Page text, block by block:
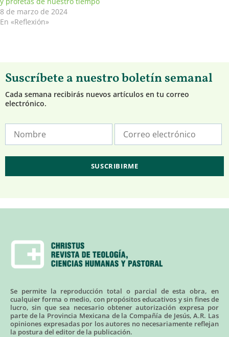
8 de marzo de 2024
En «Reflexión»
Suscríbete a nuestro boletín semanal
Cada semana recibirás nuevos artículos en tu correo
electrónico.
Se permite la reproducción total o parcial de esta obra, en
cualquier forma o medio, con propósitos educativos y sin fines de
lucro, sin que sea necesario obtener autorización expresa por
parte de la Provincia Mexicana de la Compañía de Jesús, A.R. Las
opiniones expresadas por los autores no necesariamente reflejan
la postura del editor de la publicación.